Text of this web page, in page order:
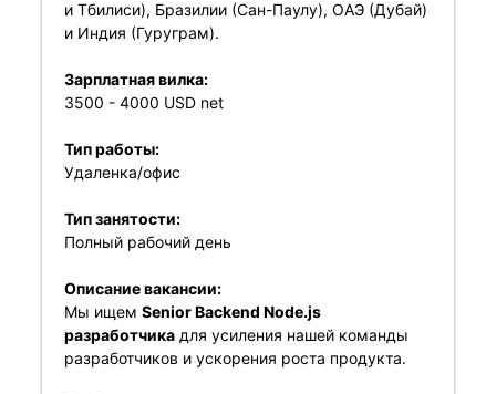
и Тбилиси), Бразилии (Сан-Паулу), ОАЭ (Дубай)
и Индия (Гуруграм).
Зарплатная вилка:
3500 - 4000 USD net
Тип работы:
Удаленка/офис
Тип занятости:
Полный рабочий день
Описание вакансии:
Мы ищем Senior Backend Node.js
разработчикадля усиления нашей команды
разработчиков и ускорения роста продукта.